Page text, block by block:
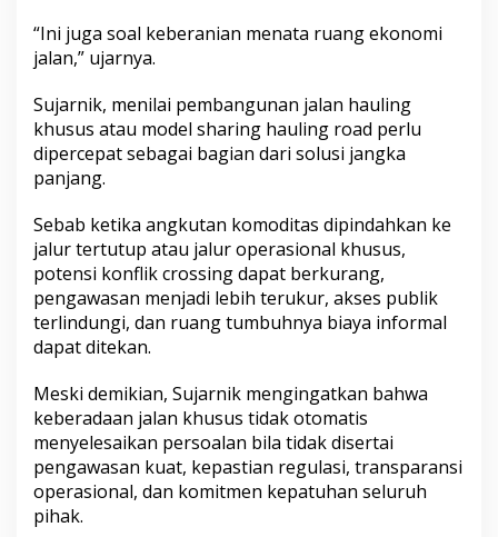
“Ini juga soal keberanian menata ruang ekonomi
jalan,” ujarnya.
Sujarnik, menilai pembangunan jalan hauling
khusus atau model sharing hauling road perlu
dipercepat sebagai bagian dari solusi jangka
panjang.
Sebab ketika angkutan komoditas dipindahkan ke
jalur tertutup atau jalur operasional khusus,
potensi konflik crossing dapat berkurang,
pengawasan menjadi lebih terukur, akses publik
terlindungi, dan ruang tumbuhnya biaya informal
dapat ditekan.
Meski demikian, Sujarnik mengingatkan bahwa
keberadaan jalan khusus tidak otomatis
menyelesaikan persoalan bila tidak disertai
pengawasan kuat, kepastian regulasi, transparansi
operasional, dan komitmen kepatuhan seluruh
pihak.